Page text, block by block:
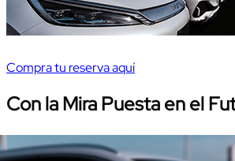
Compra tu reserva aquí
Con la Mira Puesta en el